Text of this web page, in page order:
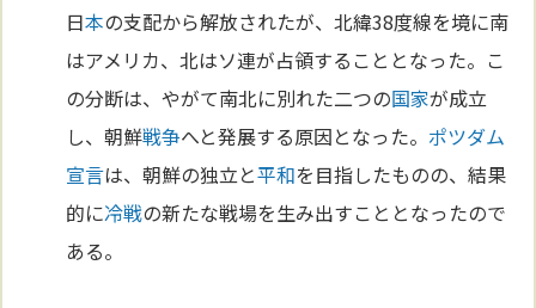
日本の支配から解放されたが、北緯38度線を境に南
はアメリカ、北はソ連が占領することとなった。こ
の分断は、やがて南北に別れた二つの国家が成立
し、朝鮮戦争へと発展する原因となった。 ポツダム
宣言は、朝鮮の独立と平和を目指したものの、結果
的に冷戦の新たな戦場を生み出すこととなったので
ある。